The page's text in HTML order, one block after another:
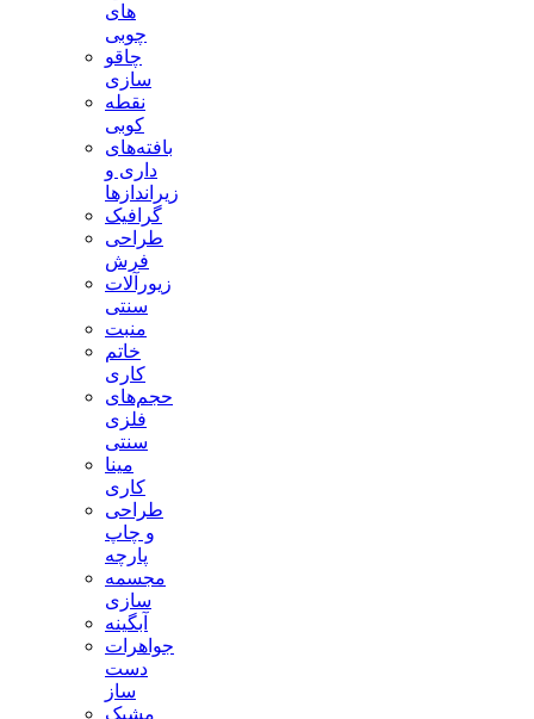
های
چوبی
چاقو
سازی
نقطه
کوبی
بافته‌های
داری و
زیراندازها
گرافیک
طراحی
فرش
زیورآلات
سنتی
منبت
خاتم
کاری
حجم‌های
فلزی
سنتی
مینا
کاری
طراحی
و چاپ
پارچه
مجسمه
سازی
آبگینه
جواهرات
دست
ساز
مشبک